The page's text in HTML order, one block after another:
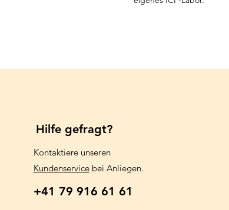
Hilfe gefragt?
Kontaktiere unseren
Kundenservicebei Anliegen.
+41 79 916 61 61